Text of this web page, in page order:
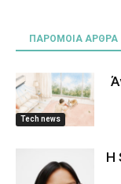
ΠΑΡΟΜΟΙΑ ΑΡΘΡΑ
Tech news
Η